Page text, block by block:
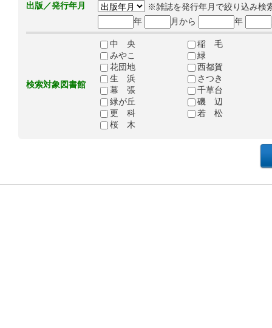
出版／発行年月
※雑誌を発行年月で絞り込み検
年
月から 年
検索対象図書館
中 央
稲 毛
みやこ
緑
花団地
西都賀
生 浜
さつき
幕 張
千草台
緑が丘
磯 辺
更 科
若 松
桜 木